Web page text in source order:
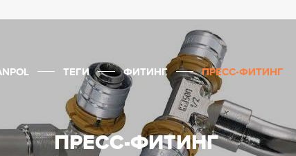
ПРЕСС-ФИТИНГ
ТЕГИ ФИТИНГ ПРЕСС-ФИТИНГ